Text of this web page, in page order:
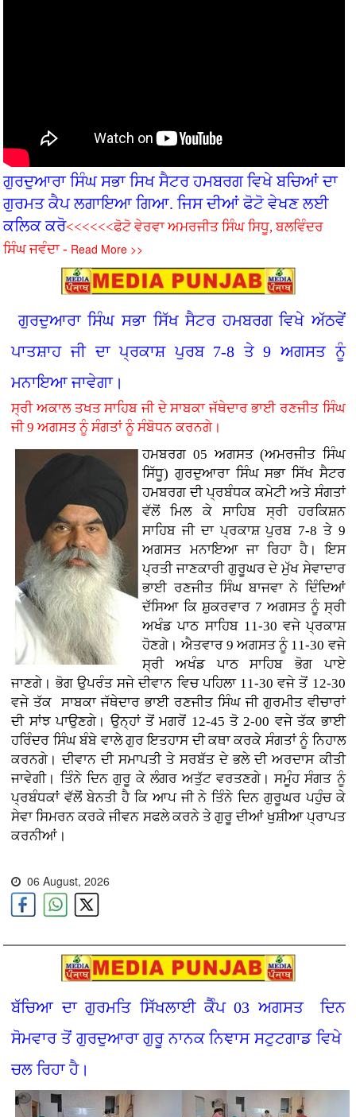
ਗੁਰਦੁਆਰਾ ਸਿੰਘ ਸਭਾ ਸਿਖ ਸੈਟਰ ਹਮਬਰਗ ਵਿਖੇ ਬਚ‌ਿਆਂ ਦਾ
ਗੁਰਮਤ ਕੈਪ ਲਗਾਇਆ ਗਿਆ. ਜਿਸ ਦੀਆਂ ਫੋਟੋ ਵੇਖਣ ਲਈ
ਕਲਿਕ ਕਰੋ<<<<<<ਫੋਟੋ ਵੇਰਵਾ ਅਮਰਜੀਤ ਸਿੰਘ ਸਿਧੂ, ਬਲਵਿੰਦਰ
ਸਿੰਘ ਜਵੰਦਾ - Read More >>
ਗੁਰਦੁਆਰਾ ਸਿੰਘ ਸਭਾ ਸਿੱਖ ਸੈਟਰ ਹਮਬਰਗ ਵਿਖੇ ਅੱਠਵੇਂ
ਪਾਤਸ਼ਾਹ ਜੀ ਦਾ ਪ੍ਰਕਾਸ਼ ਪੁਰਬ 7-8 ਤੇ 9 ਅਗਸਤ ਨੂੰ
ਮਨਾਇਆ ਜਾਵੇਗਾ।
ਸ੍ਰੀ ਅਕਾਲ ਤਖਤ ਸਾਹਿਬ ਜੀ ਦੇ ਸਾਬਕਾ ਜੱਥੇਦਾਰ ਭਾਈ ਰਣਜੀਤ ਸਿੰਘ
ਜੀ 9 ਅਗਸਤ ਨੂੰ ਸੰਗਤਾਂ ਨੂੰ ਸੰਬੋਧਨ ਕਰਨਗੇ।
ਹਮਬਰਗ 05 ਅਗਸਤ (ਅਮਰਜੀਤ ਸਿੰਘ
ਸਿੱਧੂ) ਗੁਰਦੁਆਰਾ ਸਿੰਘ ਸਭਾ ਸਿੱਖ ਸੈਟਰ
ਹਮਬਰਗ ਦੀ ਪ੍ਰਬੰਧਕ ਕਮੇਟੀ ਅਤੇ ਸੰਗਤਾਂ
ਵੱਲੋਂ ਮਿਲ ਕੇ ਸਾਹਿਬ ਸ੍ਰੀ ਹਰਕਿਸ਼ਨ
ਸਾਹਿਬ ਜੀ ਦਾ ਪ੍ਰਕਾਸ਼ ਪੁਰਬ 7-8 ਤੇ 9
ਅਗਸਤ ਮਨਾਇਆ ਜਾ ਰਿਹਾ ਹੈ। ਇਸ
ਪ੍ਰਤੀ ਜਾਣਕਾਰੀ ਗੁਰੂਘਰ ਦੇ ਮੁੱਖ ਸੇਵਾਦਾਰ
ਭਾਈ ਰਣਜੀਤ ਸਿੰਘ ਬਾਜਵਾ ਨੇ ਦਿੰਦਿਆਂ
ਦੱਸਿਆ ਕਿ ਸ਼ੁਕਰਵਾਰ 7 ਅਗਸਤ ਨੂੰ ਸ੍ਰੀ
ਅਖੰਡ ਪਾਠ ਸਾਹਿਬ 11-30 ਵਜੇ ਪ੍ਰਕਾਸ਼
ਹੋਣਗੇ। ਐਤਵਾਰ 9 ਅਗਸਤ ਨੂੰ 11-30 ਵਜੇ
ਸ੍ਰੀ ਅਖੰਡ ਪਾਠ ਸਾਹਿਬ ਭੋਗ ਪਾਏ
ਜਾਣਗੇ। ਭੋਗ ਉਪਰੰਤ ਸਜੇ ਦੀਵਾਨ ਵਿਚ ਪਹਿਲਾ 11-30 ਵਜੇ ਤੋਂ 12-30
ਵਜੇ ਤੱਕ ਸਾਬਕਾ ਜੱਥੇਦਾਰ ਭਾਈ ਰਣਜੀਤ ਸਿੰਘ ਜੀ ਗੁਰਮੀਤ ਵੀਚਾਰਾਂ
ਦੀ ਸਾਂਝ ਪਾਉਣਗੇ। ਉਨ੍ਹਾਂ ਤੋਂ ਮਗਰੋਂ 12-45 ਤੋ 2-00 ਵਜੇ ਤੱਕ ਭਾਈ
ਹਰਿੰਦਰ ਸਿੰਘ ਬੰਬੇ ਵਾਲੇ ਗੁਰ ਇਤਹਾਸ ਦੀ ਕਥਾ ਕਰਕੇ ਸੰਗਤਾਂ ਨੂੰ ਨਿਹਾਲ
ਕਰਨਗੇ। ਦੀਵਾਨ ਦੀ ਸਮਾਪਤੀ ਤੇ ਸਰਬੱਤ ਦੇ ਭਲੇ ਦੀ ਅਰਦਾਸ ਕੀਤੀ
ਜਾਵੇਗੀ। ਤਿੰਨੇ ਦਿਨ ਗੁਰੂ ਕੇ ਲੰਗਰ ਅਤੁੱਟ ਵਰਤਣਗੇ। ਸਮੂੰਹ ਸੰਗਤ ਨੂੰ
ਪ੍ਰਬੰਧਕਾਂ ਵੱਲੋਂ ਬੇਨਤੀ ਹੈ ਕਿ ਆਪ ਜੀ ਨੇ ਤਿੰਨੇ ਦਿਨ ਗੁਰੂਘਰ ਪਹੁੰਚ ਕੇ
ਸੇਵਾ ਸਿਮਰਨ ਕਰਕੇ ਜੀਵਨ ਸਫਲੇ ਕਰਨੇ ਤੇ ਗੁਰੂ ਦੀਆਂ ਖੁਸ਼ੀਆ ਪ੍ਰਾਪਤ
ਕਰਨੀਆਂ।
06 August, 2026
ਬੱਚਿਆ ਦਾ ਗੁਰਮਤਿ ਸਿੱਖਲਾਈ ਕੈੰਪ 03 ਅਗਸਤ ਦਿਨ
ਸੋਮਵਾਰ ਤੋਂ ਗੁਰਦੁਆਰਾ ਗੁਰੂ ਨਾਨਕ ਨਿਞਾਸ ਸਟੁਟਗਾਡ ਵਿਖੇ
ਚਲ ਰਿਹਾ ਹੈ।